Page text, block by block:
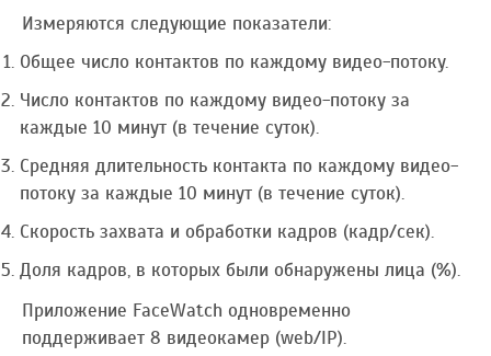
Измеряются следующие показатели:
Общее число контактов по каждому видео-потоку.
Число контактов по каждому видео-потоку за
каждые 10 минут (в течение суток).
Средняя длительность контакта по каждому видео-
потоку за каждые 10 минут (в течение суток).
Скорость захвата и обработки кадров (кадр/сек).
Доля кадров, в которых были обнаружены лица (%).
Приложение FaceWatch одновременно
поддерживает 8 видеокамер (web/IP).